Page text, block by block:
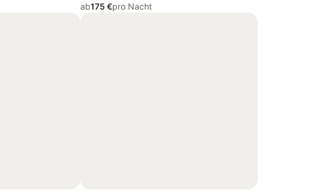
ab175 €pro Nacht